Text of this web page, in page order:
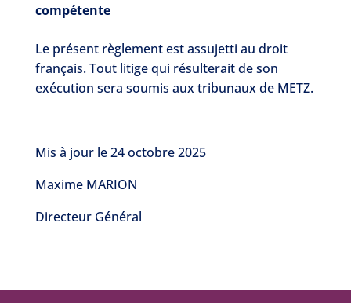
compétente
Le présent règlement est assujetti au droit
français. Tout litige qui résulterait de son
exécution sera soumis aux tribunaux de METZ.
Mis à jour le 24 octobre 2025
Maxime MARION
Directeur Général